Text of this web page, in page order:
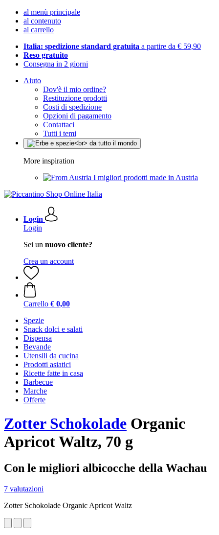
al menù principale
al contenuto
al carrello
Italia: spedizione standard gratuita a partire da € 59,90
Reso gratuito
Consegna in 2 giorni
Aiuto
Dov'è il mio ordine?
Restituzione prodotti
Costi di spedizione
Opzioni di pagamento
Contattaci
Tutti i temi
More inspiration
I migliori prodotti made in Austria
Login
Login
Sei un nuovo cliente?
Crea un account
Carrello € 0,00
Spezie
Snack dolci e salati
Dispensa
Bevande
Utensili da cucina
Prodotti asiatici
Ricette fatte in casa
Barbecue
Marche
Offerte
Zotter Schokolade Organic
Apricot Waltz, 70 g
Con le migliori albicocche della Wachau
7 valutazioni
Zotter Schokolade Organic Apricot Waltz